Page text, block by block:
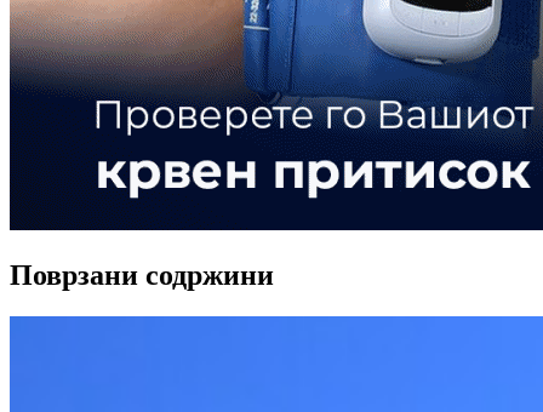
Поврзани содржини